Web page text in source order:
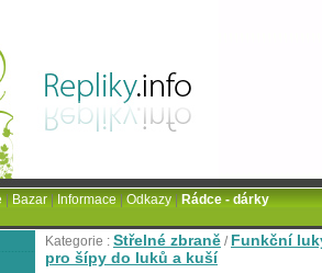
Kategorie : Střelné zbraně / Funkční
pro šípy do luků a kuší
|Bazar|Informace|Odkazy|Rádce - dárky